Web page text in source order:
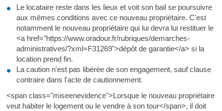
Le locataire reste dans les lieux et voit son bail se poursuivre
aux mêmes conditions avec ce nouveau propriétaire. C'est
notamment le nouveau propriétaire qui lui devra lui restituer le
<a href="https://www.oradour.fr/rubriques/demarches-
administratives/?xml=F31269">dépôt de garantie</a> si la
location prend fin.
La caution n'est pas libérée de son engagement, sauf clause
contraire dans l'acte de cautionnement.
<span class="miseenevidence">Lorsque le nouveau propriétaire
veut habiter le logement ou le vendre à son tour</span>, il doit